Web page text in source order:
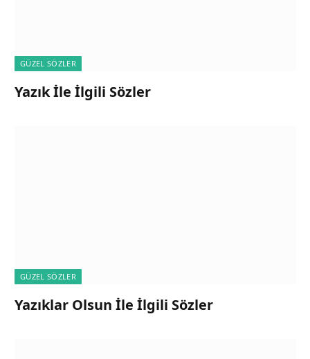
GÜZEL SÖZLER
Yazık İle İlgili Sözler
GÜZEL SÖZLER
Yazıklar Olsun İle İlgili Sözler